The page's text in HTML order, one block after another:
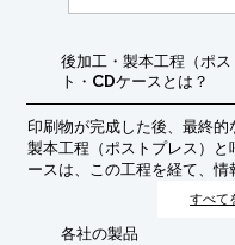
後加工・製本工程（ポ
ト・CDケースとは？
印刷物が完成した後、最終的
製本工程（ポストプレス）
ースは、この工程を経て、
めるための重要な役割を果
いられます。CDケースは、
すべて
各社の製品